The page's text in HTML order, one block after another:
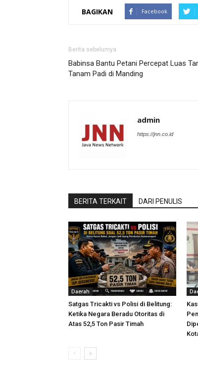
BAGIKAN Facebook
Berita sebelumya
Babinsa Bantu Petani Percepat Luas
Tanam Padi di Manding
admin
https://jnn.co.id
BERITA TERKAIT DARI PENULIS
Daerah
Satgas Tricakti vs Polisi di Belitung:
Ketika Negara Beradu Otoritas di
Atas 52,5 Ton Pasir Timah